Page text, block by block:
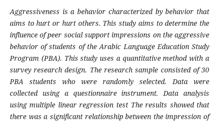
Aggressiveness is a behavior characterized by behavior that
aims to hurt or hurt others. This study aims to determine the
influence of peer social support impressions on the aggressive
behavior of students of the Arabic Language Education Study
Program (PBA). This study uses a quantitative method with a
survey research design. The research sample consisted of 30
PBA students who were randomly selected. Data were
collected using a questionnaire instrument. Data analysis
using multiple linear regression test The results showed that
there was a significant relationship between the impression of